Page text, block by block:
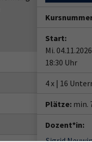
Start:
Mi. 04.11.2026
18:30 Uhr
4 x | 16
Plätze: min.
Dozent*in: